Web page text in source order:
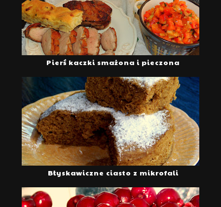
Pierś kaczki smażona i pieczona
Błyskawiczne ciasto z mikrofali